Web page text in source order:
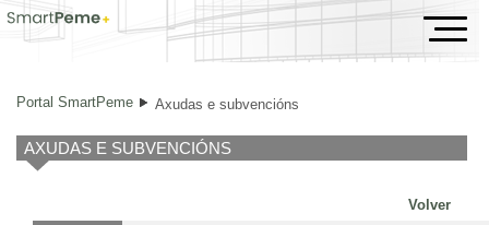
Axudas e subvencións
Portal SmartPeme Axudas e subvencións
AXUDAS E SUBVENCIÓNS
Volver